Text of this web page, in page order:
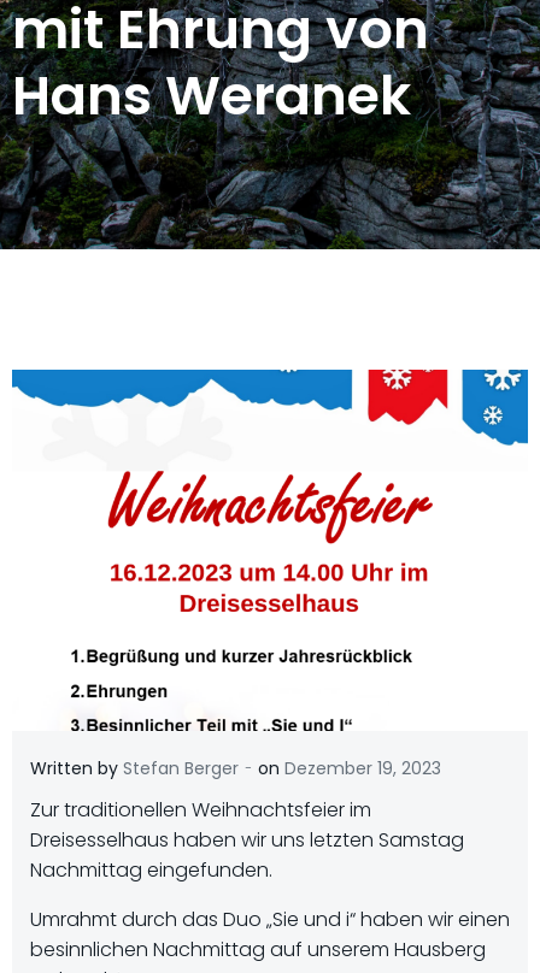
mit Ehrung von
Hans Weranek
Written by Stefan Berger - on Dezember 19, 2023
Zur traditionellen Weihnachtsfeier im
Dreisesselhaus haben wir uns letzten Samstag
Nachmittag eingefunden.
Umrahmt durch das Duo „Sie und i“ haben wir einen
besinnlichen Nachmittag auf unserem Hausberg